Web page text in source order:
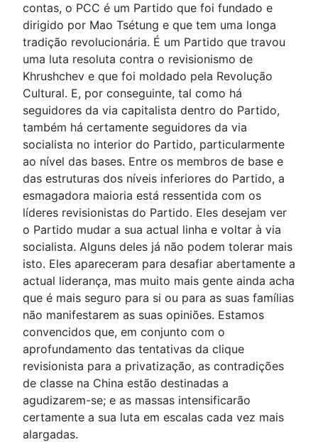
contas, o PCC é um Partido que foi fundado e
dirigido por Mao Tsétung e que tem uma longa
tradição revolucionária. É um Partido que travou
uma luta resoluta contra o revisionismo de
Khrushchev e que foi moldado pela Revolução
Cultural. E, por conseguinte, tal como há
seguidores da via capitalista dentro do Partido,
também há certamente seguidores da via
socialista no interior do Partido, particularmente
ao nível das bases. Entre os membros de base e
das estruturas dos níveis inferiores do Partido, a
esmagadora maioria está ressentida com os
líderes revisionistas do Partido. Eles desejam ver
o Partido mudar a sua actual linha e voltar à via
socialista. Alguns deles já não podem tolerar mais
isto. Eles apareceram para desafiar abertamente a
actual liderança, mas muito mais gente ainda acha
que é mais seguro para si ou para as suas famílias
não manifestarem as suas opiniões. Estamos
convencidos que, em conjunto com o
aprofundamento das tentativas da clique
revisionista para a privatização, as contradições
de classe na China estão destinadas a
agudizarem-se; e as massas intensificarão
certamente a sua luta em escalas cada vez mais
alargadas.